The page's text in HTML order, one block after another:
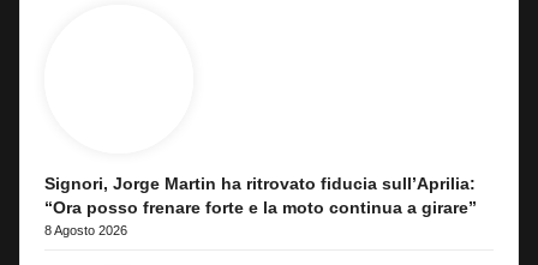
Signori, Jorge Martin ha ritrovato fiducia sull’Aprilia:
“Ora posso frenare forte e la moto continua a girare”
8 Agosto 2026